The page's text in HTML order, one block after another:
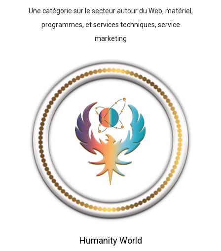
Une catégorie sur le secteur autour du Web, matériel,
programmes, et services techniques, service
marketing
Humanity World